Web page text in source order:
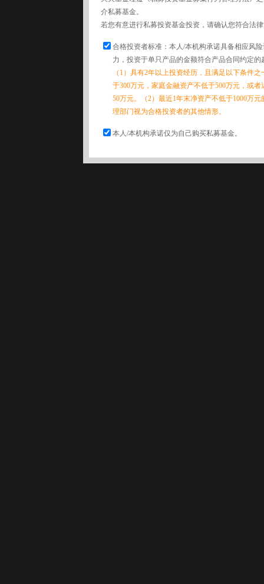
介私募基金。
若您有意进行私募投资基金投资，请确认您符合法
合格投资者标准：本人/本机构承诺具备相应风
力，投资于单只产品的金额符合产品合同约定的
（1）具有2年以上投资经历，且满足以下条件
于300万元，家庭金融资产不低于500万元，或
50万元。（2）最近1年末净资产不低于1000万
理部门视为合格投资者的其他情形。
本人/本机构承诺仅为自己购买私募基金。